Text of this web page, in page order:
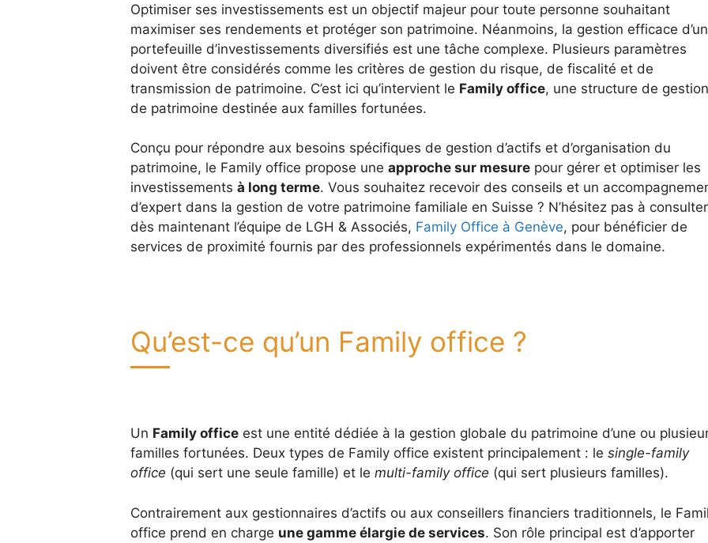
Optimiser ses investissements est un objectif majeur pour toute personne souhaitant
maximiser ses rendements et protéger son patrimoine. Néanmoins, la gestion efficace d’un
portefeuille d’investissements diversifiés est une tâche complexe. Plusieurs paramètres
doivent être considérés comme les critères de gestion du risque, de fiscalité et de
transmission de patrimoine. C’est ici qu’intervient le Family office, une structure de gestion
de patrimoine destinée aux familles fortunées.
Conçu pour répondre aux besoins spécifiques de gestion d’actifs et d’organisation du
patrimoine, le Family office propose une approche sur mesurepour gérer et optimiser les
investissements à long terme. Vous souhaitez recevoir des conseils et un
d’expert dans la gestion de votre patrimoine familiale en Suisse ? N’hésitez pas à consulter
dès maintenant l’équipe de LGH & Associés, Family Office à Genève, pour bénéficier de
services de proximité fournis par des professionnels expérimentés dans le domaine.
Qu’est-ce qu’un Family office ?
Un Family officeest une entité dédiée à la gestion globale du patrimoine d’une ou
familles fortunées. Deux types de Family office existent principalement : le single-family
office (qui sert une seule famille) et le multi-family office (qui sert plusieurs familles).
Contrairement aux gestionnaires d’actifs ou aux conseillers financiers traditionnels, le
office prend en charge une gamme élargie de services. Son rôle principal est d’apporter